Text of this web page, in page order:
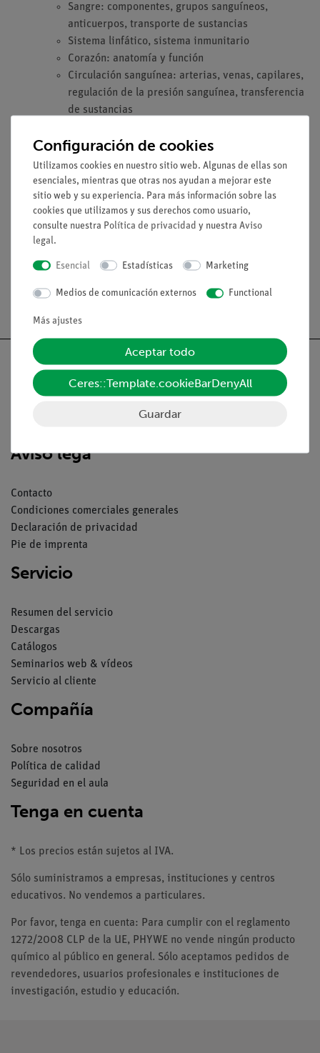
Sangre: componentes, grupos sanguíneos,
anticuerpos, transporte de sustancias
Sistema linfático, sistema inmunitario
Corazón: anatomía y función
Circulación sanguínea: arterias, venas, capilares,
regulación de la presión sanguínea, transferencia
de sustancias
microscopio, gráficos, micro y macrografías
Con hojas de trabajo para los ejercicios de los alumnos
para imprimir y compartir
Ideal como material complementario para los exámenes
de clase
Para ordenadores con Windows
Envío gratuito a partir de 300,- €.
Aviso lega
Contacto
Condiciones comerciales generales
Declaración de privacidad
Pie de imprenta
Servicio
Resumen del servicio
Descargas
Catálogos
Seminarios web & vídeos
Servicio al cliente
Compañía
Sobre nosotros
Política de calidad
Seguridad en el aula
Tenga en cuenta
* Los precios están sujetos al IVA.
Sólo suministramos a empresas, instituciones y centros
educativos. No vendemos a particulares.
Por favor, tenga en cuenta: Para cumplir con el reglamento
1272/2008 CLP de la UE, PHYWE no vende ningún producto
químico al público en general. Sólo aceptamos pedidos de
revendedores, usuarios profesionales e instituciones de
investigación, estudio y educación.
Configuración de cookies
Utilizamos cookies en nuestro sitio web. Algunas de ellas son
esenciales, mientras que otras nos ayudan a mejorar este
sitio web y su experiencia. Para más información sobre las
cookies que utilizamos y sus derechos como usuario,
consulte nuestra Política de privacidad y nuestra Aviso
legal.
Esencial Estadísticas Marketing
Medios de comunicación externos Functional
Más ajustes
Aceptar todo
Ceres::Template.cookieBarDenyAll
Guardar